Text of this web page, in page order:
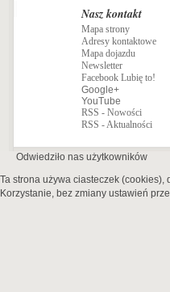
Nasz kontakt
Mapa strony
Adresy kontaktowe
Mapa dojazdu
Newsletter
Facebook Lubię to!
Google+
YouTube
RSS - Nowości
RSS - Aktualności
Odwiedziło nas użytkowników
Ta strona używa ciasteczek (cookies),
Korzystanie, bez zmiany ustawień